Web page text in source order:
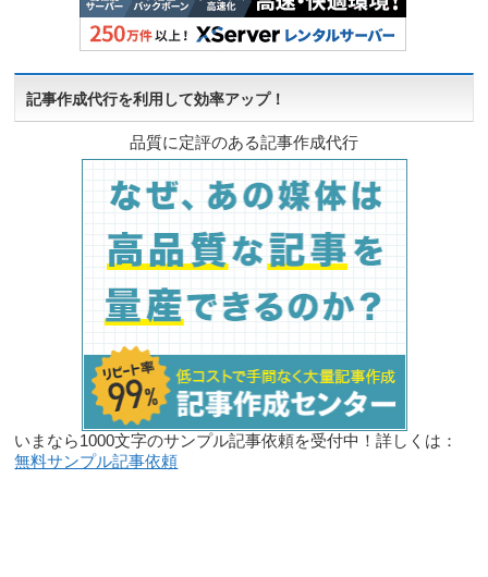
記事作成代行を利用して効率アップ！
品質に定評のある記事作成代行
いまなら1000文字のサンプル記事依頼を受付中！詳しくは：
無料サンプル記事依頼